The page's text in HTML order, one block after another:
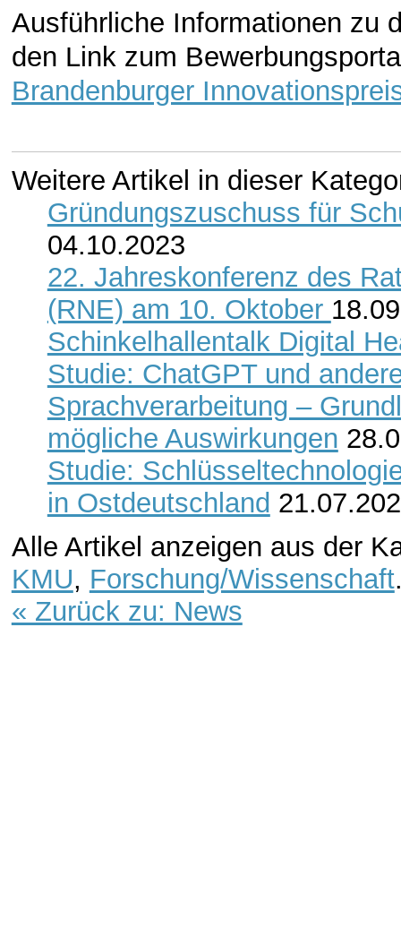
Ausführliche Informationen zu
den Link zum
Brandenburger
Weitere Artikel in dieser
Gründungszuschuss für
04.10.2023
22. Jahreskonferenz des
(RNE) am 10. Oktober
Schinkelhallentalk Digital
Studie: ChatGPT und
Sprachverarbeitung –
mögliche Auswirkungen
Studie:
in Ostdeutschland
Alle Artikel anzeigen aus der
KMU, Forschung/Wissenschaft
« Zurück zu: News